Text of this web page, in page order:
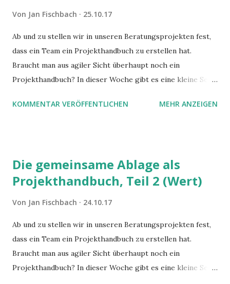
Von Jan Fischbach 25.10.17
Ab und zu stellen wir in unseren Beratungsprojekten fest,
dass ein Team ein Projekthandbuch zu erstellen hat.
Braucht man aus agiler Sicht überhaupt noch ein
Projekthandbuch? In dieser Woche gibt es eine kleine Serie
KOMMENTAR VERÖFFENTLICHEN MEHR ANZEIGEN
Die gemeinsame Ablage als
Projekthandbuch, Teil 2 (Wert)
Von Jan Fischbach 24.10.17
Ab und zu stellen wir in unseren Beratungsprojekten fest,
dass ein Team ein Projekthandbuch zu erstellen hat.
Braucht man aus agiler Sicht überhaupt noch ein
Projekthandbuch? In dieser Woche gibt es eine kleine Serie